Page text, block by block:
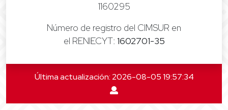
1160295
Número de registro del CIMSUR en
el RENIECYT: 1602701-35
Última actualización: 2026-08-05 19:57:34